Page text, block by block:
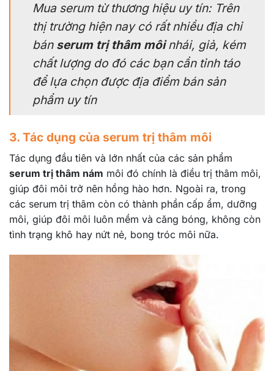
Mua serum từ thương hiệu uy tín: Trên
thị trường hiện nay có rất nhiều địa chỉ
bánserum trị thâm môinhái, giả, kém
chất lượng do đó các bạn cần tỉnh táo
để lựa chọn được địa điểm bán sản
phẩm uy tín
3. Tác dụng của serum trị thâm môi
Tác dụng đầu tiên và lớn nhất của các sản phẩm
serum trị thâm nám môi đó chính là điều trị thâm môi,
giúp đôi môi trở nên hồng hào hơn. Ngoài ra, trong
các serum trị thâm còn có thành phần cấp ẩm, dưỡng
môi, giúp đôi môi luôn mềm và căng bóng, không còn
tình trạng khô hay nứt nẻ, bong tróc môi nữa.